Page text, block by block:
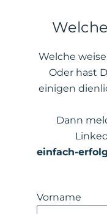
Welche
Oder hast
einigen
Dann
einfach-
Vorname